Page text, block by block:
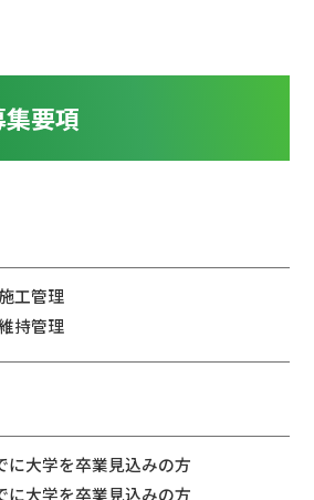
要項
工管理
持管理
に大学を卒業見込みの方
に大学を卒業見込みの方